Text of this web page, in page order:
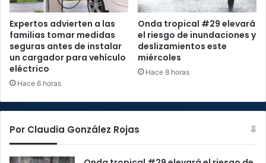
Expertos advierten a las
familias tomar medidas
seguras antes de instalar
un cargador para vehículo
eléctrico
Hace 6 horas
Onda tropical #29 elevará
el riesgo de inundaciones y
deslizamientos este
miércoles
Hace 8 horas
Por Claudia González Rojas